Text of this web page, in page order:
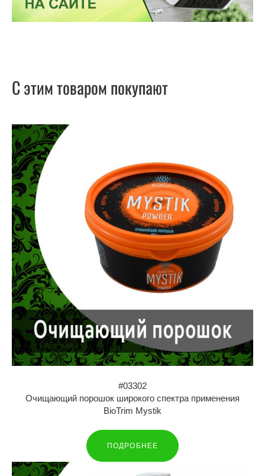
С этим товаром покупают
#03302
Очищающий порошок широкого спектра применения
BioTrim Mystik
ПОДРОБНЕЕ